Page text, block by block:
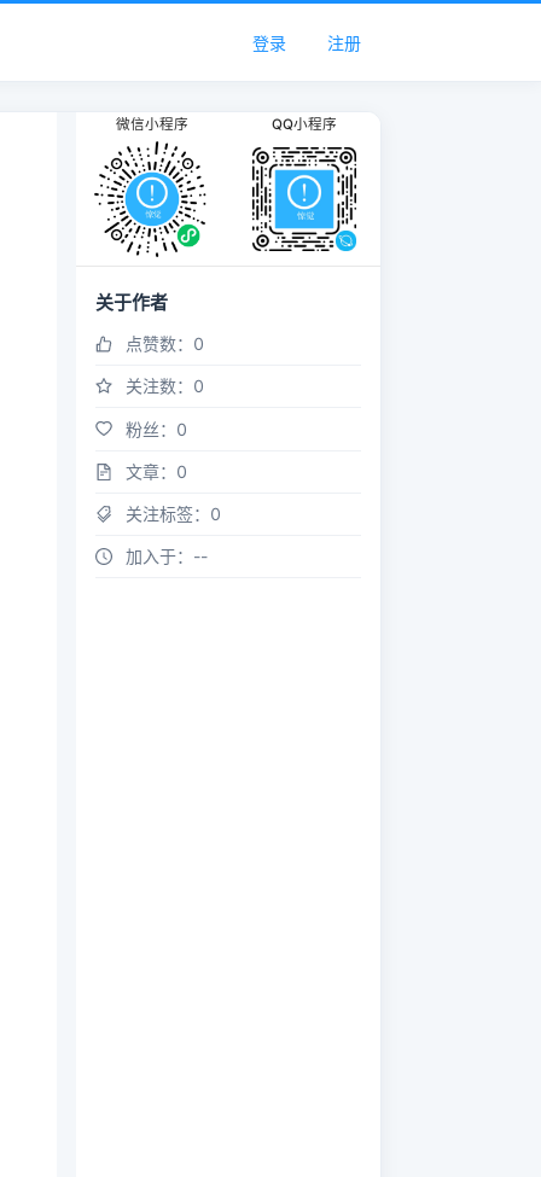
登录 注册
微信小程序 QQ小程序
关于作者
点赞数： 0
关注数： 0
粉丝： 0
文章： 0
关注标签： 0
加入于： --